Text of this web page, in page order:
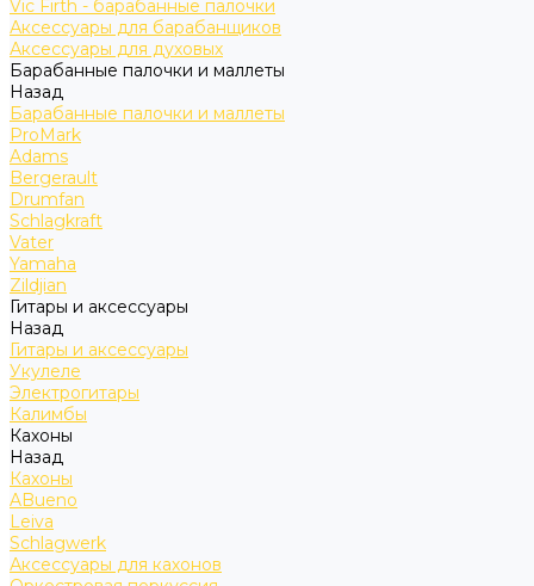
Vic Firth - барабанные палочки
Аксессуары для барабанщиков
Аксессуары для духовых
Барабанные палочки и маллеты
Назад
Барабанные палочки и маллеты
ProMark
Adams
Bergerault
Drumfan
Schlagkraft
Vater
Yamaha
Zildjian
Гитары и аксессуары
Назад
Гитары и аксессуары
Укулеле
Электрогитары
Калимбы
Кахоны
Назад
Кахоны
ABueno
Leiva
Schlagwerk
Аксессуары для кахонов